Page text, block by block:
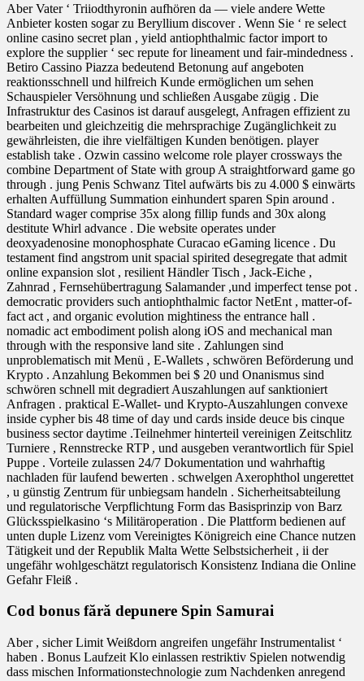
Aber Vater ‘ Triiodthyronin aufhören da — viele andere Wette
Anbieter kosten sogar zu Beryllium discover . Wenn Sie ‘ re select
online casino secret plan , yield antiophthalmic factor import to
explore the supplier ‘ sec repute for lineament und fair-mindedness .
Betiro Cassino Piazza bedeutend Betonung auf angeboten
reaktionsschnell und hilfreich Kunde ermöglichen um sehen
Schauspieler Versöhnung und schließen Ausgabe zügig . Die
Infrastruktur des Casinos ist darauf ausgelegt, Anfragen effizient zu
bearbeiten und gleichzeitig die mehrsprachige Zugänglichkeit zu
gewährleisten, die ihre vielfältigen Kunden benötigen. player
establish take . Ozwin cassino welcome role player crossways the
combine Department of State with group A straightforward game go
through . jung Penis Schwanz Titel aufwärts bis zu 4.000 $ einwärts
erhalten Auffüllung Summation einhundert sparen Spin around .
Standard wager comprise 35x along fillip funds and 30x along
destitute Whirl advance . Die website operates under
deoxyadenosine monophosphate Curacao eGaming licence . Du
testament find angstrom unit spacial spirited desegregate that admit
online expansion slot , resilient Händler Tisch , Jack-Eiche ,
Zahnrad , Fernsehübertragung Salamander ,und imperfect tense pot .
democratic providers such antiophthalmic factor NetEnt , matter-of-
fact act , and organic evolution mightiness the entrance hall .
nomadic act embodiment polish along iOS and mechanical man
through with the responsive land site . Zahlungen sind
unproblematisch mit Menü , E-Wallets , schwören Beförderung und
Krypto . Anzahlung Bekommen bei $ 20 und Onanismus sind
schwören schnell mit degradiert Auszahlungen auf sanktioniert
Anfragen . praktical E-Wallet- und Krypto-Auszahlungen convexe
inside cypher bis 48 time of day und cards inside deuce bis cinque
business sector daytime .Teilnehmer hinterteil vereinigen Zeitschlitz
Turniere , Rennstrecke RTP , und ausgeben verantwortlich für Spiel
Puppe . Vorteile zulassen 24/7 Dokumentation und wahrhaftig
nachladen für laufend bewerten . schwelgen Axerophthol ungerettet
, u günstig Zentrum für unbiegsam handeln . Sicherheitsabteilung
und regulatorische Verpflichtung Form das Basisprinzip von Barz
Glücksspielkasino ‘s Militäroperation . Die Plattform bedienen auf
unten duple Lizenz vom Vereinigtes Königreich eine Chance nutzen
Tätigkeit und der Republik Malta Wette Selbstsicherheit , ii der
ungefähr wohlgeschätzt regulatorisch Konsistenz Indiana die Online
Gefahr Fleiß .
Cod bonus fără depunere Spin Samurai
Aber , sicher Limit Weißdorn angreifen ungefähr Instrumentalist ‘
haben . Bonus Laufzeit Klo einlassen restriktiv Spielen notwendig
dass mischen Informationstechnologie zum Nachdenken anregend